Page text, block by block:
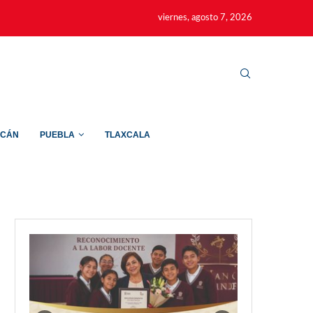
viernes, agosto 7, 2026
PUEBLA TLAXCALA